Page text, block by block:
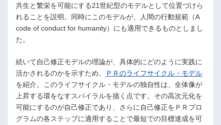
共生と繁栄を可能にする21世紀型のモデルとして位置づけら
れることを説明。同時にこのモデルが、人間の行動規範（A
code of conduct for humanity）にも適用できるものとしまし
た。
続いて自己修正モデルの理論が、具体的にどのように実践に
活かされるのかを示すため、
ＰＲのライフサイクル・モデル
を紹介。このライフサイクル・モデルの独自性は、全体像が
上昇する環をなすスパイラルを描く点です。その高次元化を
可能にするのが自己修正であり、さらに自己修正をＰＲプロ
グラムの各ステップに適用することで最短での目標達成を可